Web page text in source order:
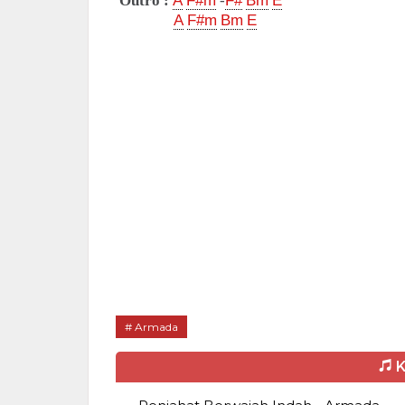
A F#m Bm E
Armada